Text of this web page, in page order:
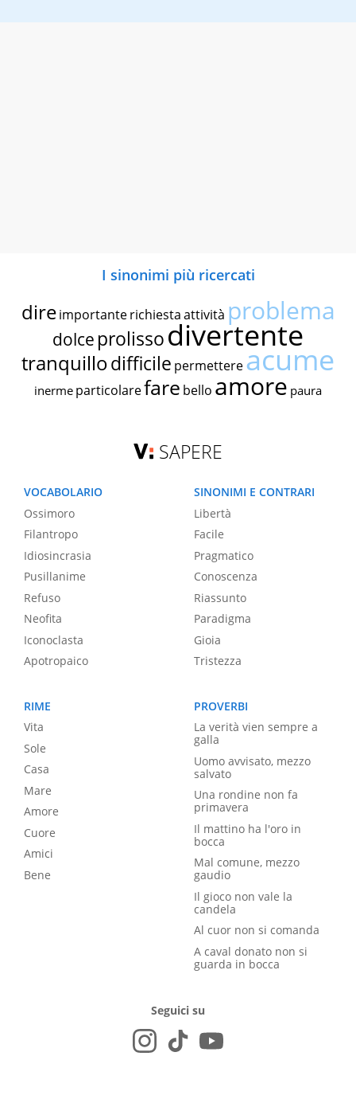
I sinonimi più ricercati
dire importante richiestaattività problema
dolce prolissodivertente
tranquillodifficile permettereacume
inerme particolarefare bello amore paura
SAPERE
VOCABOLARIO
Ossimoro
Filantropo
Idiosincrasia
Pusillanime
Refuso
Neofita
Iconoclasta
Apotropaico
SINONIMI E CONTRARI
Libertà
Facile
Pragmatico
Conoscenza
Riassunto
Paradigma
Gioia
Tristezza
RIME
Vita
Sole
Casa
Mare
Amore
Cuore
Amici
Bene
PROVERBI
La verità vien sempre a
galla
Uomo avvisato, mezzo
salvato
Una rondine non fa
primavera
Il mattino ha l'oro in
bocca
Mal comune, mezzo
gaudio
Il gioco non vale la
candela
Al cuor non si comanda
A caval donato non si
guarda in bocca
Seguici su